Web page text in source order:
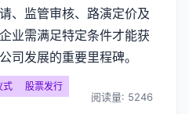
、监管审核、路演定价及
业需满足特定条件才能获
司发展的重要里程碑。
式
股票发行
阅读量: 5246